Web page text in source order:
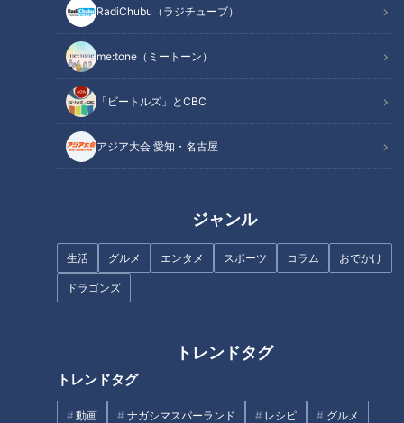
RadiChubu（ラジチューブ）
me:tone（ミートーン）
「ビートルズ」とCBC
アジア大会 愛知・名古屋
ジャンル
生活 グルメ エンタメ スポーツ コラム おでかけ
ドラゴンズ
トレンドタグ
トレンドタグ
動画 ナガシマスパーランド レシピ グルメ